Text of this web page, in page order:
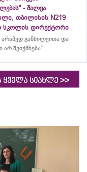
- შალვა
თბილისის N219
სკოლის დირექტორი
განხილვითა და
შეიქმნება“
ყველა სიახლე >>